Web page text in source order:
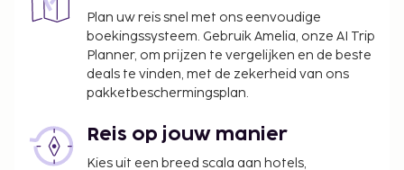
Plan uw reis snel met ons eenvoudige
boekingssysteem. Gebruik Amelia, onze AI Trip
Planner, om prijzen te vergelijken en de beste
deals te vinden, met de zekerheid van ons
pakketbeschermingsplan.
Reis op jouw manier
Kies uit een breed scala aan hotels,